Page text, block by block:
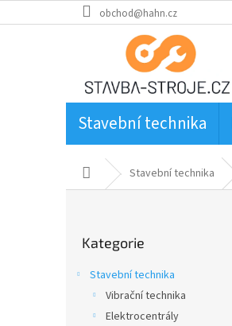
na
obchod@hahn.cz
Stavební technika
Domů Stavební technika
kategorie
Kategorie
Stavební technika
Vibrační technika
Elektrocentrály